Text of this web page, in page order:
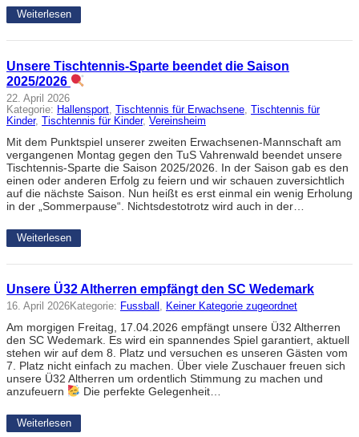
Weiterlesen
Unsere Tischtennis-Sparte beendet die Saison
2025/2026
22. April 2026
Kategorie: Hallensport, Tischtennis für Erwachsene,
Tischtennis für
Kinder, Tischtennis für Kinder, Vereinsheim
Mit dem Punktspiel unserer zweiten Erwachsenen-Mannschaft am
vergangenen Montag gegen den TuS Vahrenwald beendet unsere
Tischtennis-Sparte die Saison 2025/2026. In der Saison gab es den
einen oder anderen Erfolg zu feiern und wir schauen zuversichtlich
auf die nächste Saison. Nun heißt es erst einmal ein wenig Erholung
in der „Sommerpause“. Nichtsdestotrotz wird auch in der…
Weiterlesen
Unsere Ü32 Altherren empfängt den SC Wedemark
16. April 2026Kategorie: Fussball , Keiner Kategorie zugeordnet
Am morgigen Freitag, 17.04.2026 empfängt unsere Ü32 Altherren
den SC Wedemark. Es wird ein spannendes Spiel garantiert, aktuell
stehen wir auf dem 8. Platz und versuchen es unseren Gästen vom
7. Platz nicht einfach zu machen. Über viele Zuschauer freuen sich
unsere Ü32 Altherren um ordentlich Stimmung zu machen und
anzufeuern
Die perfekte Gelegenheit…
Weiterlesen